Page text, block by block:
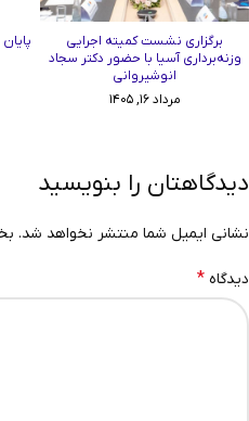
برگزاری نشست کمیته اجرایی
وزنه‌برداری آسیا با حضور دکتر سجاد
انوشیروانی
مرداد ۱۶, ۱۴۰۵
دیدگاهتان را بنویسید
نشانی ایمیل شما منتشر نخواهد شد.
دیدگاه *